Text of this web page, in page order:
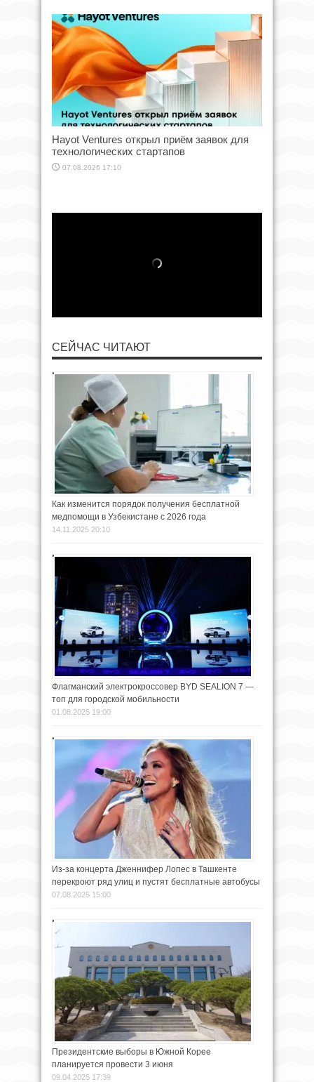
Hayot Ventures открыл приём заявок для
технологических стартапов
07.08.2026 17:10
СЕЙЧАС ЧИТАЮТ
Как изменится порядок получения бесплатной
медпомощи в Узбекистане с 2026 года
14.11.2025 20:10
Флагманский электрокроссовер BYD SEALION 7 —
топ для городской мобильности
01.08.2025 19:00
Из-за концерта Дженнифер Лопес в Ташкенте
перекроют ряд улиц и пустят бесплатные автобусы
07.08.2025 15:00
Президентские выборы в Южной Корее
планируется провести 3 июня
09.04.2025 17:39